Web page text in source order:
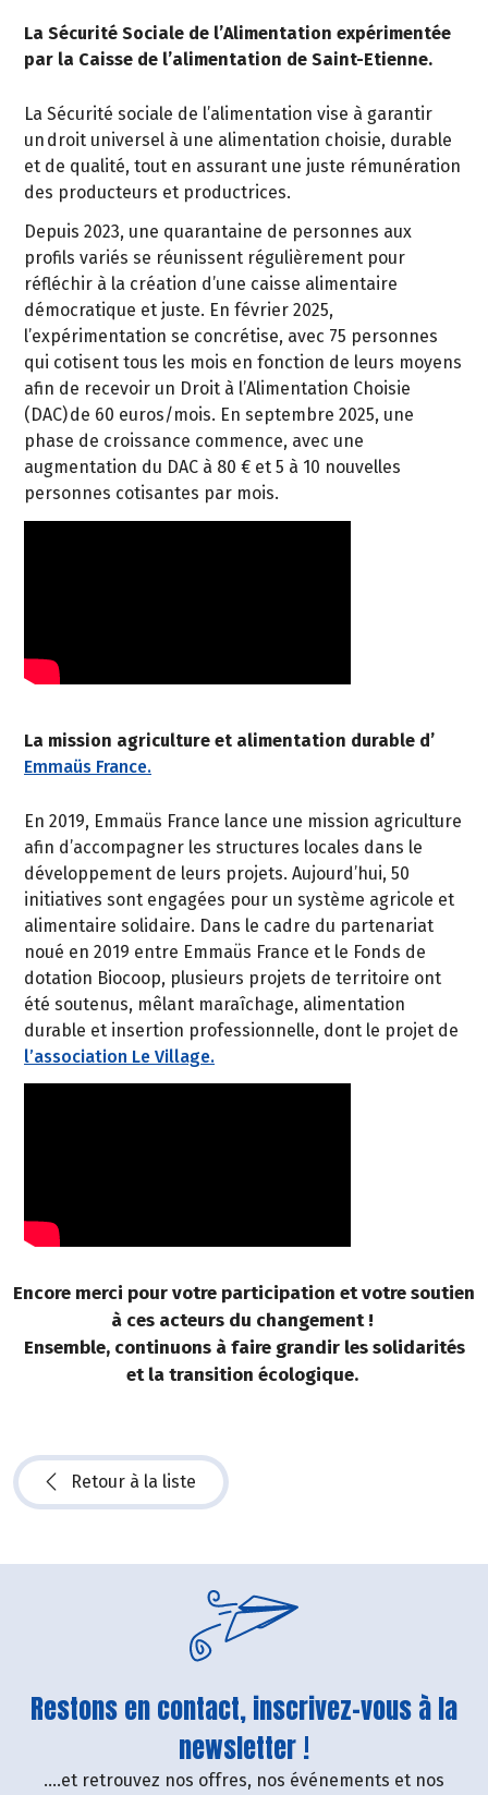
La Sécurité Sociale de l’Alimentation expérimentée
par la Caisse de l’alimentation de Saint-Etienne.
La Sécurité sociale de l’alimentation vise à garantir
un droit universel à une alimentation choisie, durable
et de qualité, tout en assurant une juste rémunération
des producteurs et productrices.
Depuis 2023, une quarantaine de personnes aux
profils variés se réunissent régulièrement pour
réfléchir à la création d’une caisse alimentaire
démocratique et juste. En février 2025,
l’expérimentation se concrétise, avec 75 personnes
qui cotisent tous les mois en fonction de leurs moyens
afin de recevoir un Droit à l’Alimentation Choisie
(DAC) de 60 euros/mois. En septembre 2025, une
phase de croissance commence, avec une
augmentation du DAC à 80 € et 5 à 10 nouvelles
personnes cotisantes par mois.
La mission agriculture et alimentation durable d’
Emmaüs France.
En 2019, Emmaüs France lance une mission agriculture
afin d’accompagner les structures locales dans le
développement de leurs projets. Aujourd’hui, 50
initiatives sont engagées pour un système agricole et
alimentaire solidaire. Dans le cadre du partenariat
noué en 2019 entre Emmaüs France et le Fonds de
dotation Biocoop, plusieurs projets de territoire ont
été soutenus, mêlant maraîchage, alimentation
durable et insertion professionnelle, dont le projet de
l’association Le Village.
Encore merci pour votre participation et votre soutien
à ces acteurs du changement !
Ensemble, continuons à faire grandir les solidarités
et la transition écologique.
Retour à la liste
Restons en contact, inscrivez-vous à la
newsletter !
....et retrouvez nos offres, nos événements et nos